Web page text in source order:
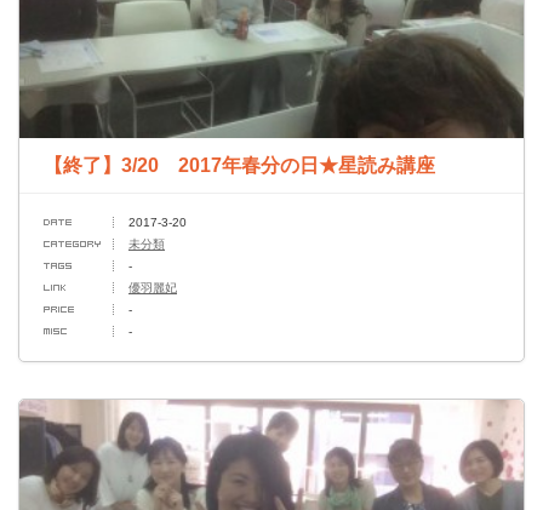
【終了】3/20 2017年春分の日★星読み講座
2017-3-20
未分類
-
優羽麗妃
-
-